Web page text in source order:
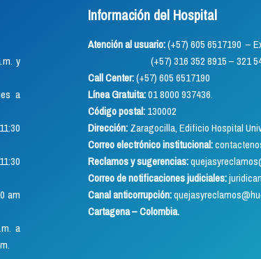
y
a
am
a
Información del Hospital
Atención al usuario:(+57) 605
(+57) 316 352 8915 – 321
Call Center:(+57) 605 6517190
Línea Gratuita:01 8000 937436.
Código postal:130002
Dirección:Zaragocilla, Edificio Hospital
Correo electrónico institucional:
Reclamos y sugerencias:
Correo de notificaciones judiciales:
Canal anticorrupción:
Cartagena – Colombia.